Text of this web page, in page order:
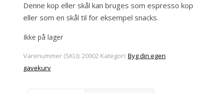
Denne kop eller skål kan bruges som espresso kop
eller som en skål til for eksempel snacks.
Ikke på lager
Varenummer (SKU): 20002 Kategori: Byg din egen
gavekurv